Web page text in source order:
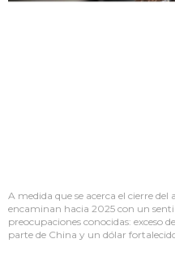
A medida que se acerca el cierre
encaminan hacia 2025 con un
preocupaciones conocidas: exceso
parte de China y un dólar